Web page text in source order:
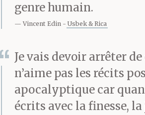
genre humain.
Vincent Edin Usbek & Rica
Je vais devoir arrêter
n’aime pas les récits
apocalyptique car
écrits avec la finesse,